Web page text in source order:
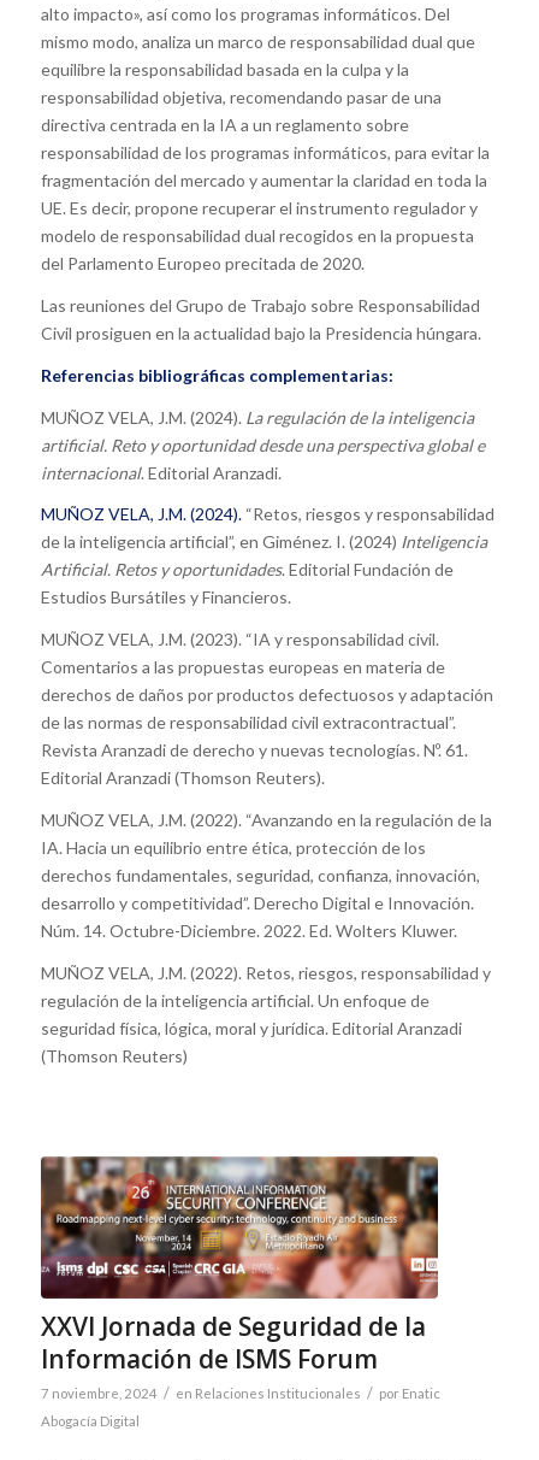
alto impacto», así como los programas informáticos. Del
mismo modo, analiza un marco de responsabilidad dual que
equilibre la responsabilidad basada en la culpa y la
responsabilidad objetiva, recomendando pasar de una
directiva centrada en la IA a un reglamento sobre
responsabilidad de los programas informáticos, para evitar la
fragmentación del mercado y aumentar la claridad en toda la
UE. Es decir, propone recuperar el instrumento regulador y
modelo de responsabilidad dual recogidos en la propuesta
del Parlamento Europeo precitada de 2020.
Las reuniones del Grupo de Trabajo sobre Responsabilidad
Civil prosiguen en la actualidad bajo la Presidencia húngara.
Referencias bibliográficas complementarias:
MUÑOZ VELA, J.M. (2024). La regulación de la inteligencia
artificial. Reto y oportunidad desde una perspectiva global e
internacional. Editorial Aranzadi.
MUÑOZ VELA, J.M. (2024). “Retos, riesgos y responsabilidad
de la inteligencia artificial”, en Giménez. I. (2024) Inteligencia
Artificial. Retos y oportunidades. Editorial Fundación de
Estudios Bursátiles y Financieros.
MUÑOZ VELA, J.M. (2023). “IA y responsabilidad civil.
Comentarios a las propuestas europeas en materia de
derechos de daños por productos defectuosos y adaptación
de las normas de responsabilidad civil extracontractual”.
Revista Aranzadi de derecho y nuevas tecnologías. Nº. 61.
Editorial Aranzadi (Thomson Reuters).
MUÑOZ VELA, J.M. (2022). “Avanzando en la regulación de la
IA. Hacia un equilibrio entre ética, protección de los
derechos fundamentales, seguridad, confianza, innovación,
desarrollo y competitividad”. Derecho Digital e Innovación.
Núm. 14. Octubre-Diciembre. 2022. Ed. Wolters Kluwer.
MUÑOZ VELA, J.M. (2022). Retos, riesgos, responsabilidad y
regulación de la inteligencia artificial. Un enfoque de
seguridad física, lógica, moral y jurídica. Editorial Aranzadi
(Thomson Reuters)
XXVI Jornada de Seguridad de la
Información de ISMS Forum
7 noviembre, 2024 / en Relaciones Institucionales / por Enatic
Abogacía Digital